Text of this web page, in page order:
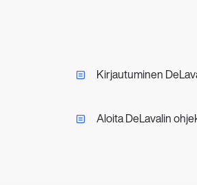
Kirjautuminen
Aloita DeLavalin